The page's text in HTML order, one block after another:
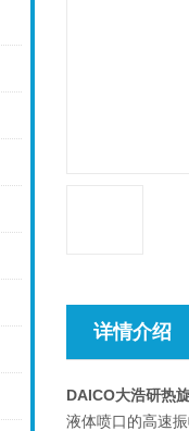
详情介绍
DAICO大浩研热
液体喷口的高速